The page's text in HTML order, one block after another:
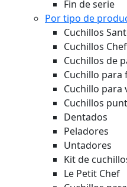
Por tipo de
Cuchillos
Cuchillos Chef
Cuchillos de
Cuchillo para
Cuchillo para
Cuchillos
Dentados
Peladores
Untadores
Kit de
Le Petit Chef
Cuchillos para